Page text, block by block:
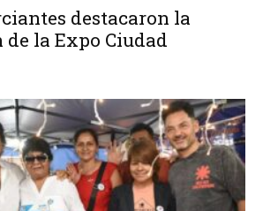
destacaron la
la Expo Ciudad